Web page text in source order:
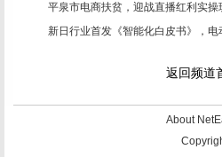
平泉市电商扶贫，迎战直播红利实操
新日行业首发《智能化白皮书》，电
返回频道
About